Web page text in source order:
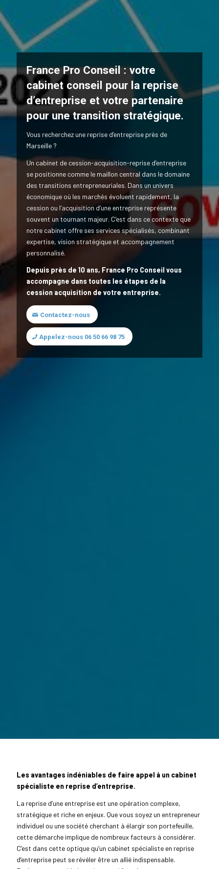
France Pro Conseil : votre
cabinet conseil pour la reprise
d’entreprise et votre partenaire
pour une transition stratégique.
Vous recherchez une reprise d’entreprise près de
Marseille ?
Un cabinet de cession-acquisition-reprise d’entreprise
se positionne comme le maillon central dans le domaine
des transitions entrepreneuriales. Dans un univers
économique où les marchés évoluent rapidement, la
cession ou l’acquisition d’une entreprise représente
souvent un tournant majeur. C’est dans ce contexte que
notre cabinet offre ses services spécialisés, combinant
expertise, vision stratégique et accompagnement
personnalisé.
Depuis près de 10 ans, France Pro Conseil vous
accompagne dans toutes les étapes de la
cession acquisition de votre entreprise.
Contactez-nous
Appelez-nous 06 50 66 98 75
Les avantages indéniables de faire appel à un cabinet
spécialiste en reprise d’entreprise.
La reprise d’une entreprise est une opération complexe,
stratégique et riche en enjeux. Que vous soyez un entrepreneur
individuel ou une société cherchant à élargir son portefeuille,
cette démarche implique de nombreux facteurs à considérer.
C’est dans cette optique qu’un cabinet spécialiste en reprise
d’entreprise peut se révéler être un allié indispensable.